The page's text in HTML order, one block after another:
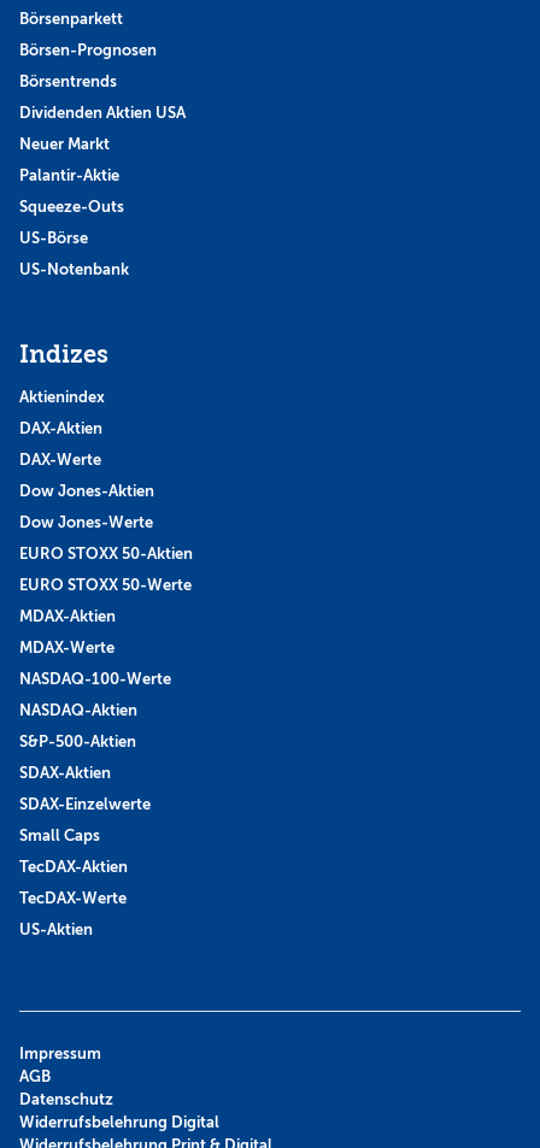
Börsenparkett
Börsen-Prognosen
Börsentrends
Dividenden Aktien USA
Neuer Markt
Palantir-Aktie
Squeeze-Outs
US-Börse
US-Notenbank
Indizes
Aktienindex
DAX-Aktien
DAX-Werte
Dow Jones-Aktien
Dow Jones-Werte
EURO STOXX 50-Aktien
EURO STOXX 50-Werte
MDAX-Aktien
MDAX-Werte
NASDAQ-100-Werte
NASDAQ-Aktien
S&P-500-Aktien
SDAX-Aktien
SDAX-Einzelwerte
Small Caps
TecDAX-Aktien
TecDAX-Werte
US-Aktien
Impressum
AGB
Datenschutz
Widerrufsbelehrung Digital